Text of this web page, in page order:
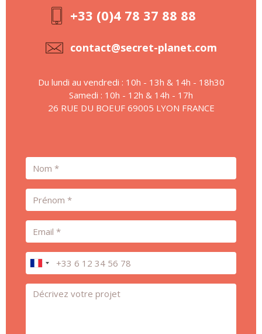
+33 (0)4 78 37 88 88
contact@secret-planet.com
Du lundi au vendredi : 10h - 13h & 14h - 18h30
Samedi : 10h - 12h & 14h - 17h
26 RUE DU BOEUF 69005 LYON FRANCE
Nom
Prénom
Email
Téléphone
Message *